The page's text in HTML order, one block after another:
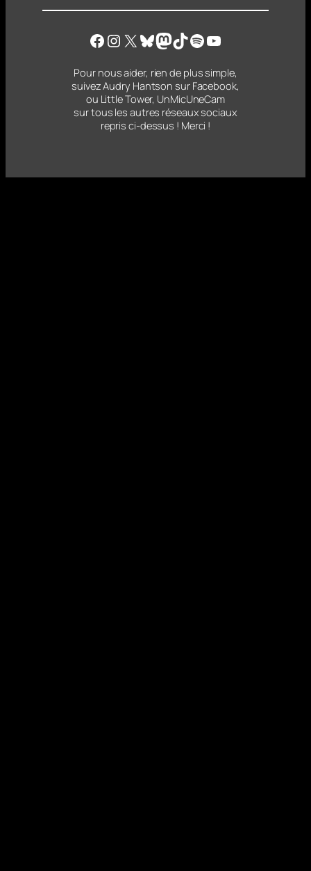
Facebook
Instagram
X Bluesky
Mastodon
TikTok
Spotify
YouTube
Pour nous aider, rien de plus simple,
suivez Audry Hantson sur Facebook,
ou Little Tower, UnMicUneCam
sur tous les autres réseaux sociaux
repris ci-dessus ! Merci !